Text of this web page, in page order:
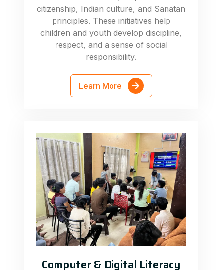
citizenship, Indian culture, and Sanatan
principles. These initiatives help
children and youth develop discipline,
respect, and a sense of social
responsibility.
Learn More
Computer & Digital Literacy